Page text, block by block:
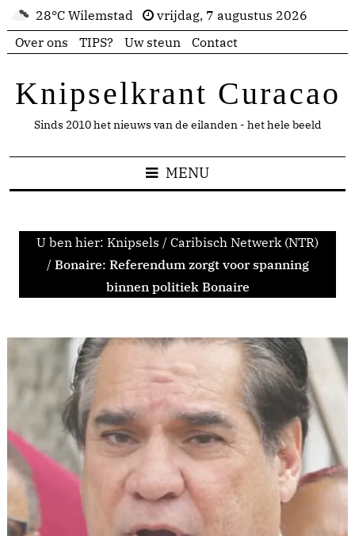
28°C Wilemstad
vrijdag, 7 augustus 2026
Over ons
TIPS? Uw steun Contact
Knipselkrant Curacao
Sinds 2010 het nieuws van de eilanden - het hele beeld
MENU
U ben hier: Knipsels / Caribisch Netwerk (NTR)
/ Bonaire: Referendum zorgt voor spanning
binnen politiek Bonaire